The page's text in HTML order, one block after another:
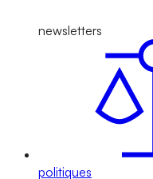
newsletters
politiques